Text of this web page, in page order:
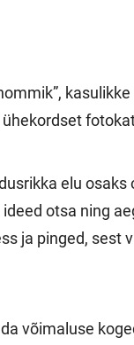
elu
otsa ning
ja pinged, sest
võimaluse